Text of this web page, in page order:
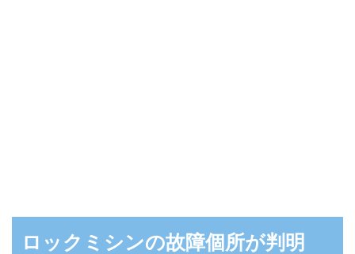
ロックミシンの故障個所が判明